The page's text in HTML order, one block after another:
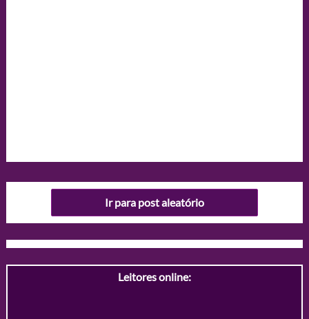
Ir para post aleatório
Leitores online: